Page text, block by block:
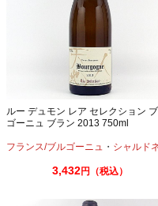
ルー デュモン レア セレクション
ゴーニュ ブラン 2013 750ml
フランス/ブルゴーニュ ・ シャルド
3,432円（税込）